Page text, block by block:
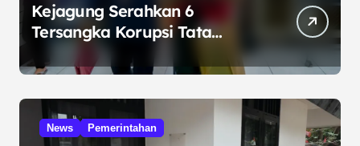
Kejagung Serahkan 6
Tersangka Korupsi Tata
Kelola Minyak ke Penuntut
Umum
News Pemerintahan